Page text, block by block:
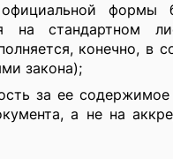
формы
на стандартном
конечно, в
закона);
за ее
а не на